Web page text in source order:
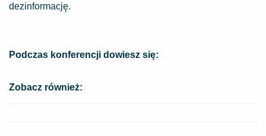
dezinformację.
Podczas konferencji dowiesz się:
Zobacz również: